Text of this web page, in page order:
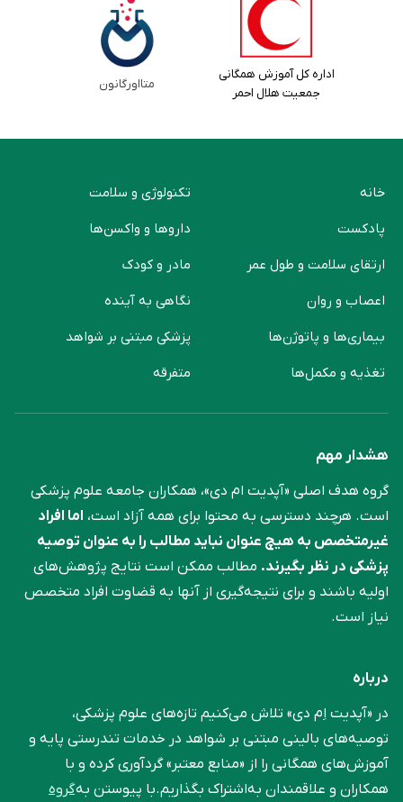
اداره کل آموزش همگانی
جمعیت هلال احمر
متااورگانون
خانه
پادکست
ارتقای سلامت و طول عمر
اعصاب و روان
بیماری‌ها و پاتوژن‌ها
تغذیه و مکمل‌ها
تکنولوژی و سلامت
دارو‌ها و واکسن‌ها
مادر و کودک
نگاهی به آینده
پزشکی مبتنی بر شواهد
متفرقه
هشدار مهم
گروه هدف اصلی «آپدیت ام دی»، همکاران جامعه علوم ‌پزشکی
است. هرچند دسترسی به محتوا برای همه آزاد است، اما افراد
غیرمتخصص به هیچ عنوان نباید مطالب را به عنوان توصیه
پزشکی در نظر بگیرند. مطالب ممکن است نتایج پژوهش‌های
اولیه باشند و برای نتیجه‌گیری از آنها به قضاوت افراد متخصص
نیاز است.
درباره
در «آپدیت اِم دی» تلاش می‌کنیم تازه‌های علوم پزشکی،
توصیه‌های بالینی مبتنی بر شواهد در خدمات تندرستی پایه و
آموزش‌های همگانی را از «منابع معتبر» گردآوری کرده و با
همکاران و علاقمندان به‌اشتراک بگذاریم.با پیوستن بهگروه